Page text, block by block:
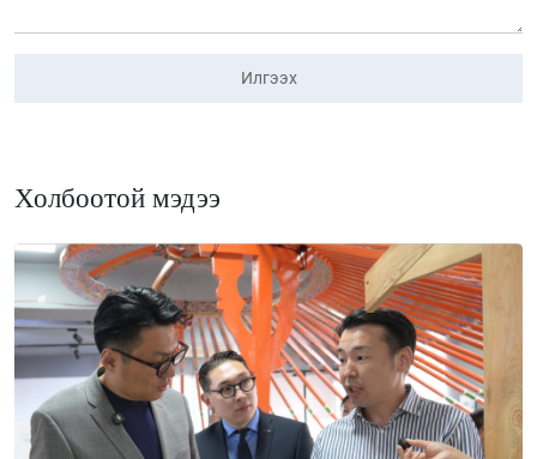
Илгээх
Холбоотой мэдээ